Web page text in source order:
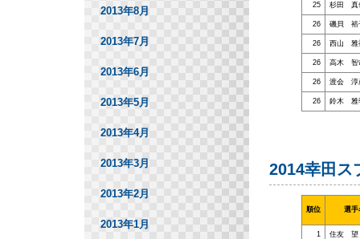
25 杉田 真
26 磯貝 裕
26 西山 雅
26 高木 智
26 渡会 淳
26 鈴木 雅
2014幸田
順位 選手
1 住友 望
2013年8月
2013年7月
2013年6月
2013年5月
2013年4月
2013年3月
2013年2月
2013年1月